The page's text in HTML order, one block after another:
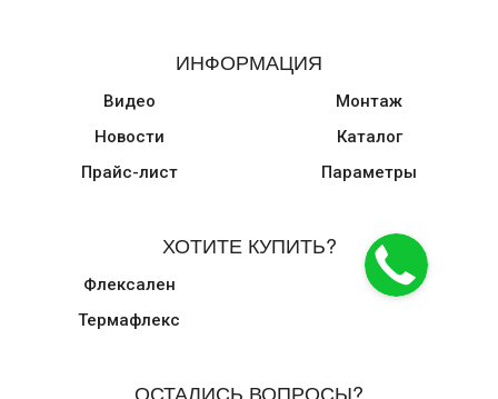
ИНФОРМАЦИЯ
Видео
Новости
Прайс-лист
Монтаж
Каталог
Параметры
ХОТИТЕ КУПИТЬ?
Флексален
Термафлекс
ОСТАЛИСЬ ВОПРОСЫ?